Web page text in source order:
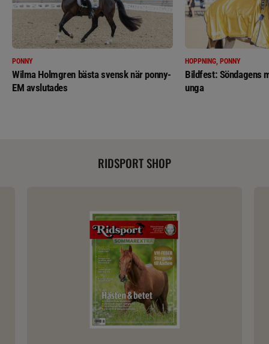
PONNY
Wilma Holmgren bästa svensk när ponny-
EM avslutades
HOPPNING, PONNY
Bildfest: Söndagens
unga
RIDSPORT SHOP